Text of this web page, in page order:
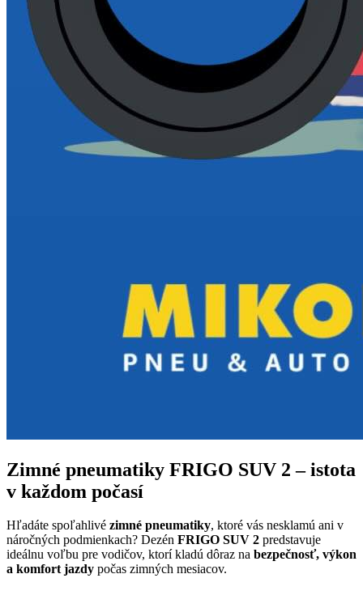
Zimné pneumatiky FRIGO SUV 2 – istota
v každom počasí
Hľadáte spoľahlivé zimné pneumatiky, ktoré vás nesklamú ani v
náročných podmienkach? Dezén FRIGO SUV 2 predstavuje
ideálnu voľbu pre vodičov, ktorí kladú dôraz na bezpečnosť, výkon
a komfort jazdy počas zimných mesiacov.